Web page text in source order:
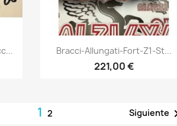
Vista rápida
Bracci-Allungati-Fort-Z1-St...
221,00 €
1 2 Siguiente